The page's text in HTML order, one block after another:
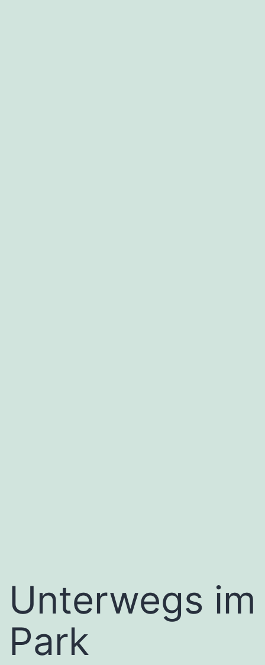
Unterwegs im
Park